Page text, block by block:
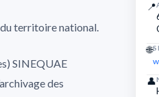
du territoire national.
SINEQUAE
des
📍
🌐
👤